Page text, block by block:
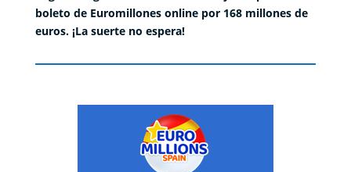
boleto de Euromillones online por 168 millones de
euros. ¡La suerte no espera!